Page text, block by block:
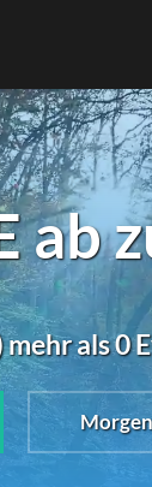
ab
als 0
Morgen